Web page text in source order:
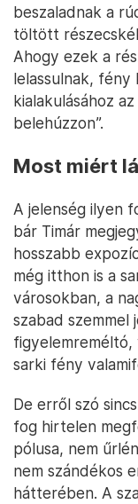
beszaladnak a
töltött
Ahogy ezek a
lelassulnak, fény
kialakulásához
belehúzzon”.
Most miért
A jelenség ilyen
bár Timár
hosszabb
még itthon is a
városokban, a
szabad
sarki fény
De erről szó
fog hirtelen
pólusa, nem
nem szándékos
hátterében. A